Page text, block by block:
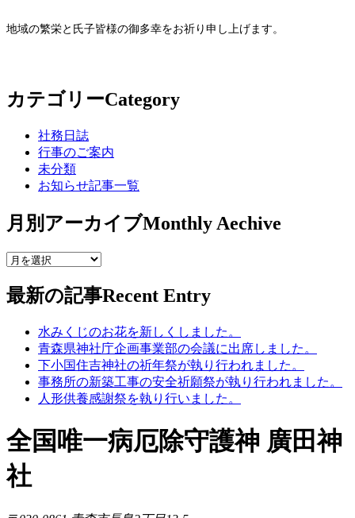
地域の繁栄と氏子皆様の御多幸をお祈り申し上げます。
カテゴリーCategory
社務日誌
行事のご案内
未分類
お知らせ記事一覧
月別アーカイブMonthly Aechive
最新の記事Recent Entry
水みくじのお花を新しくしました。
青森県神社庁企画事業部の会議に出席しました。
下小国住吉神社の祈年祭が執り行われました。
事務所の新築工事の安全祈願祭が執り行われました。
人形供養感謝祭を執り行いました。
全国唯一病厄除守護神 廣田神
社